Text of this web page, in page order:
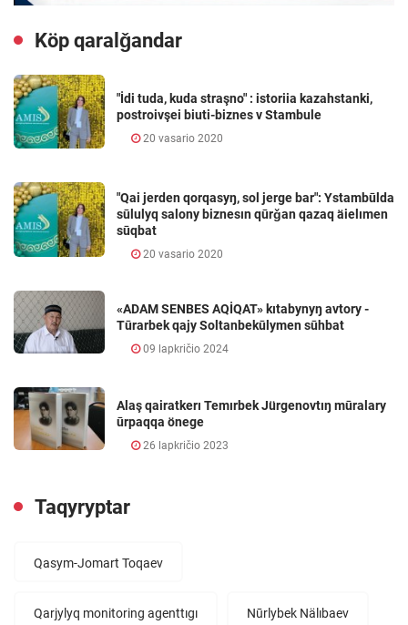
Köp qaralǧandar
"İdi tuda, kuda straşno" : istoriia kazahstanki,
postroivşei biuti-biznes v Stambule
20 vasario 2020
"Qai jerden qorqasyŋ, sol jerge bar": Ystambūlda
sūlulyq salony biznesın qūrǧan qazaq äielımen
sūqbat
20 vasario 2020
«ADAM SENBES AQİQAT» kıtabynyŋ avtory -
Tūrarbek qajy Soltanbekūlymen sūhbat
09 lapkričio 2024
Alaş qairatkerı Temırbek Jürgenovtıŋ mūralary
ūrpaqqa önege
26 lapkričio 2023
Taqyryptar
Qasym-Jomart Toqaev
Qarjylyq monitoring agenttıgı Nūrlybek Nälıbaev